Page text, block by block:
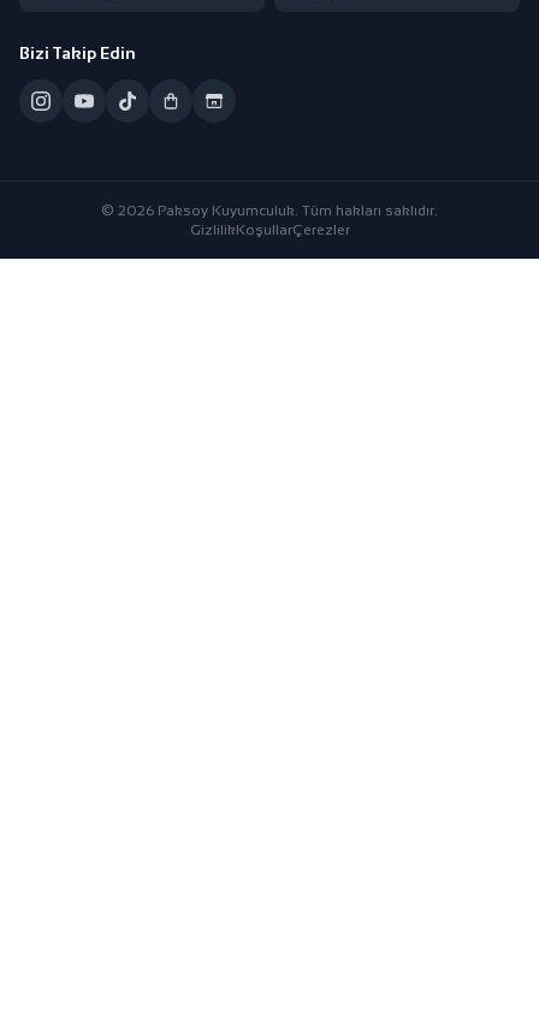
Bizi Takip Edin
© 2026 Paksoy Kuyumculuk. Tüm hakları saklıdır.
GizlilikKoşullarÇerezler